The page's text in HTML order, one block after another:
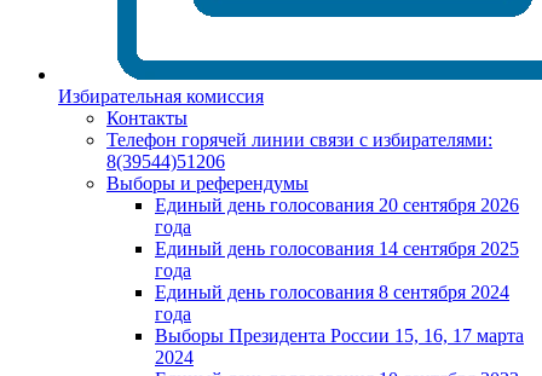
Избирательная комиссия
Контакты
Телефон горячей линии связи с избирателями:
8(39544)51206
Выборы и референдумы
Единый день голосования 20 сентября 2026
года
Единый день голосования 14 сентября 2025
года
Единый день голосования 8 сентября 2024
года
Выборы Президента России 15, 16, 17 марта
2024